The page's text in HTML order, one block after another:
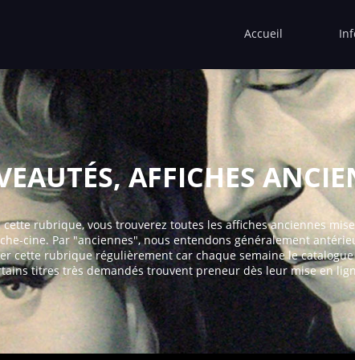
Accueil
AFFICHES
cette rubrique, vous trouverez toutes les affiches anciennes
cine. Par "anciennes", nous entendons généralement
cette rubrique régulièrement car chaque semaine le
titres très demandés trouvent preneur dès leur mise en